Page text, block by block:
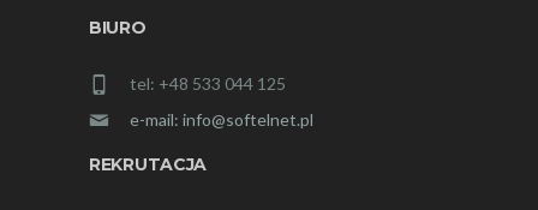
BIURO
tel: +48 533 044 125
e-mail: info@softelnet.pl
REKRUTACJA